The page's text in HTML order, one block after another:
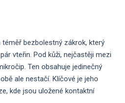
téměř bezbolestný zákrok, který
vteřin. Pod kůži, nejčastěji mezi
Ten obsahuje jedinečný
ale nestačí. Klíčové je jeho
kde jsou uložené kontaktní